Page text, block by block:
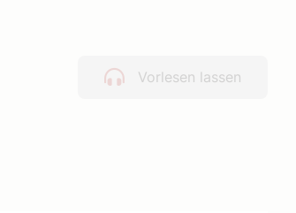
Vorlesen lassen